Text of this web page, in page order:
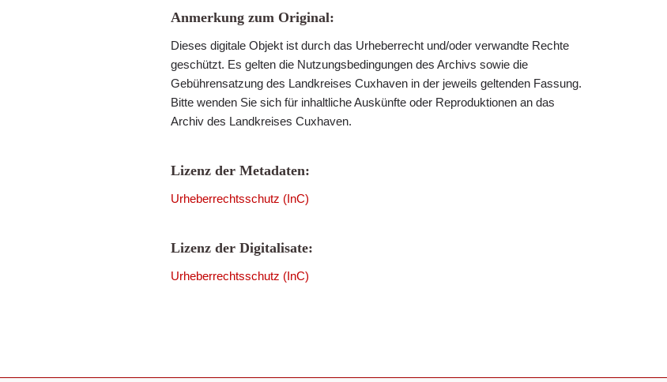
Anmerkung zum Original:
Dieses digitale Objekt ist durch das Urheberrecht und/oder verwandte Rechte
geschützt. Es gelten die Nutzungsbedingungen des Archivs sowie die
Gebührensatzung des Landkreises Cuxhaven in der jeweils geltenden Fassung.
Bitte wenden Sie sich für inhaltliche Auskünfte oder Reproduktionen an das
Archiv des Landkreises Cuxhaven.
Lizenz der Metadaten:
Urheberrechtsschutz (InC)
Lizenz der Digitalisate:
Urheberrechtsschutz (InC)